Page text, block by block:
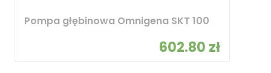
Pompa głębinowa Omnigena SKT 100
602.80 zł